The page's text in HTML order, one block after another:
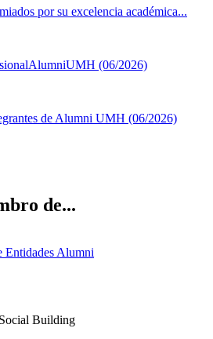
por su excelencia académica...
(06/2026)
de Alumni UMH (06/2026)
de...
Entidades Alumni
Building